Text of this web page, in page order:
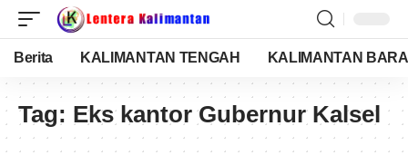
Berita KALIMANTAN TENGAH KALIMANTAN
Tag: Eks kantor Gubernur Kalsel